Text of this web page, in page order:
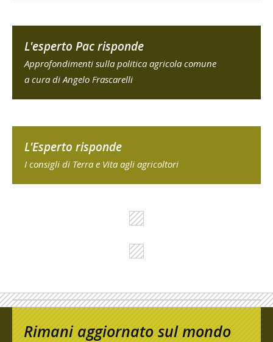
L'esperto Pac risponde
Approfondimenti sulla politica agricola comune
a cura di Angelo Frascarelli
L'Esperto risponde
I consigli di Terra e Vita agli agricoltori
Rimani aggiornato sul mondo